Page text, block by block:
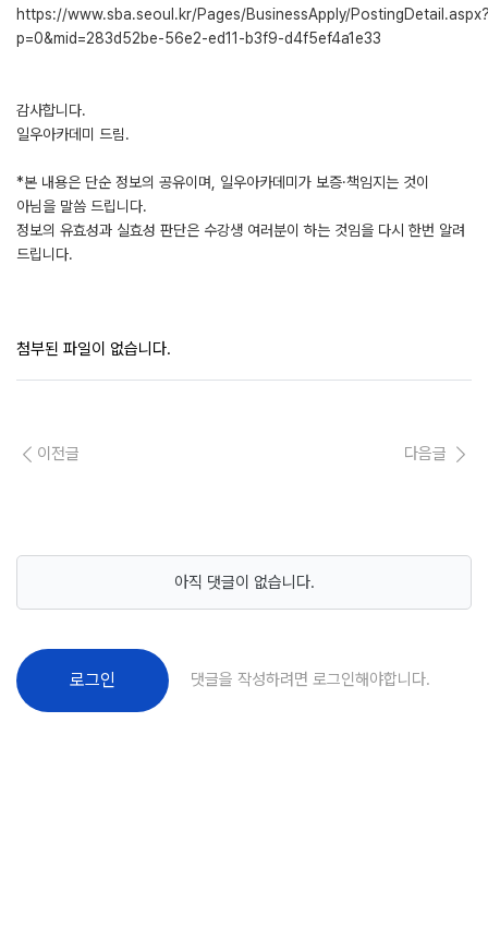
https://www.sba.seoul.kr/Pages/BusinessApply/
p=0&mid=283d52be-56e2-ed11-b3f9-d4f5ef4a1e33
감사합니다.
일우아카데미 드림.
*본 내용은 단순 정보의 공유이며, 일우아카데미가 보증·책임지는 것이
아님을 말씀 드립니다.
정보의 유효성과 실효성 판단은 수강생 여러분이 하는 것임을 다시 한번 알려
드립니다.
첨부된 파일이 없습니다.
이전글 다음글
아직 댓글이 없습니다.
로그인 댓글을 작성하려면 로그인해야합니다.